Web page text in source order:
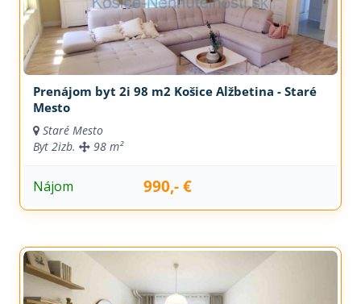
Prenájom byt 2i 98 m2 Košice Alžbetina - Staré
Mesto
Staré Mesto
Byt 2izb. 98 m²
Nájom 990,- €